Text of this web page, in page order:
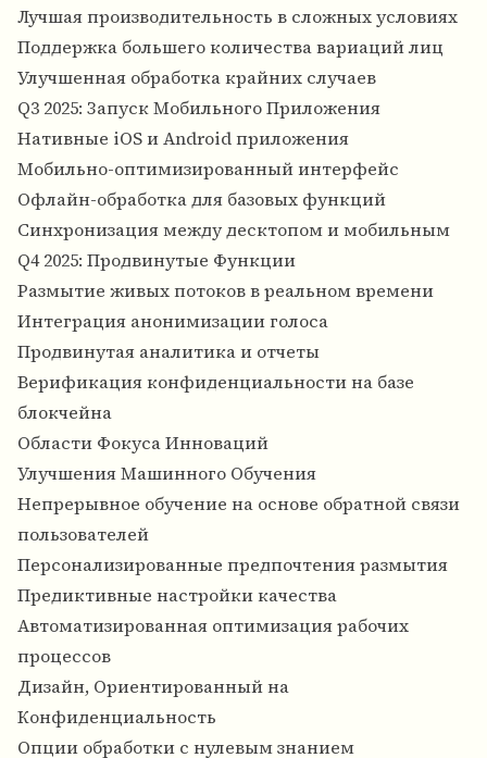
Лучшая производительность в сложных условиях
Поддержка большего количества вариаций лиц
Улучшенная обработка крайних случаев
Q3 2025: Запуск Мобильного Приложения
Нативные iOS и Android приложения
Мобильно-оптимизированный интерфейс
Офлайн-обработка для базовых функций
Синхронизация между десктопом и мобильным
Q4 2025: Продвинутые Функции
Размытие живых потоков в реальном времени
Интеграция анонимизации голоса
Продвинутая аналитика и отчеты
Верификация конфиденциальности на базе
блокчейна
Области Фокуса Инноваций
Улучшения Машинного Обучения
Непрерывное обучение на основе обратной связи
пользователей
Персонализированные предпочтения размытия
Предиктивные настройки качества
Автоматизированная оптимизация рабочих
процессов
Дизайн, Ориентированный на
Конфиденциальность
Опции обработки с нулевым знанием